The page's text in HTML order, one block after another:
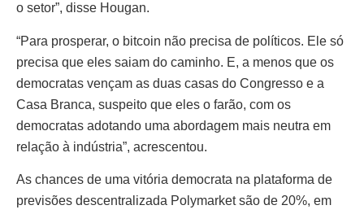
o setor”, disse Hougan.
“Para prosperar, o bitcoin não precisa de políticos. Ele só
precisa que eles saiam do caminho. E, a menos que os
democratas vençam as duas casas do Congresso e a
Casa Branca, suspeito que eles o farão, com os
democratas adotando uma abordagem mais neutra em
relação à indústria”, acrescentou.
As chances de uma vitória democrata na plataforma de
previsões descentralizada Polymarket são de 20%, em